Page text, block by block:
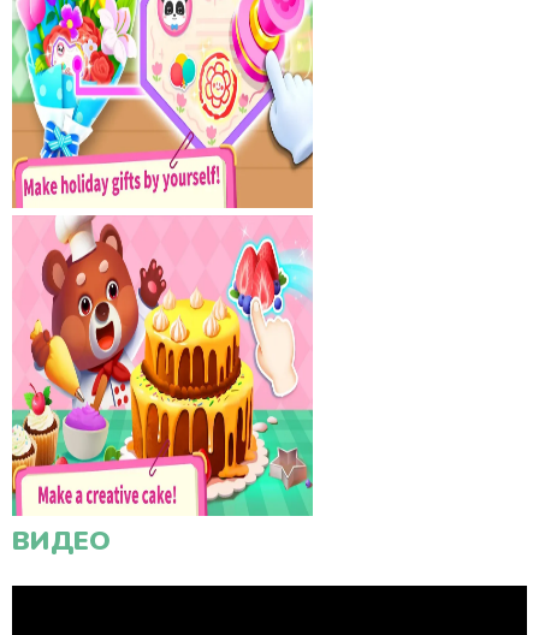
ВИДЕО